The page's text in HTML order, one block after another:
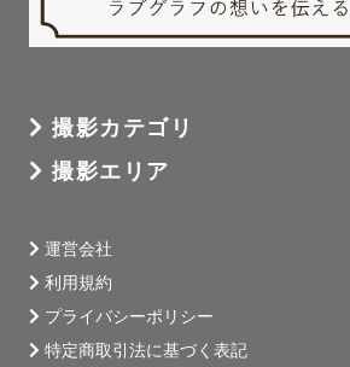
撮影カテゴリ
撮影エリア
運営会社
利用規約
プライバシーポリシー
特定商取引法に基づく表記